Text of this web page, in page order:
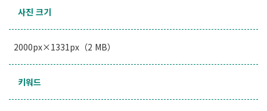
사진 크기
2000px×1331px（2 MB）
키워드